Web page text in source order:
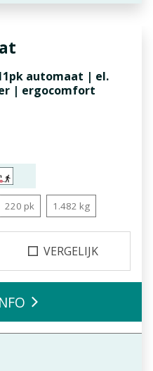
automaat | el.
| ergocomfort
220 pk 1.482 kg
VERGELIJK